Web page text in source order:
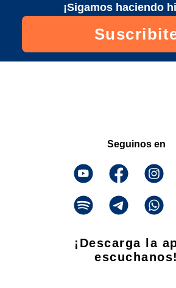
¡Sigamos haciendo
Seguinos en
¡Descarga la
escuchanos!